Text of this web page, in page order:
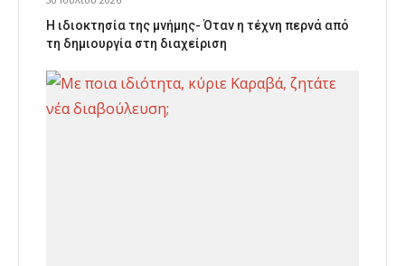
Η ιδιοκτησία της μνήμης- Όταν η τέχνη περνά από
τη δημιουργία στη διαχείριση